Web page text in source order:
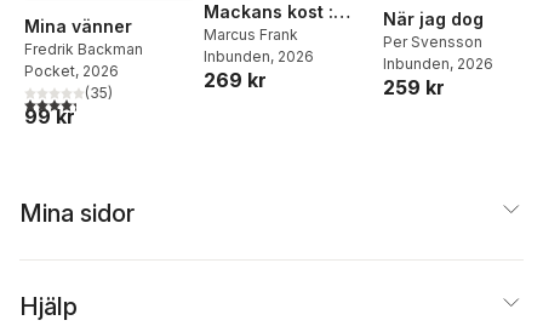
Mina vänner
Fredrik Backman
Pocket, 2026
4,3utav 5 stjärnor. Totalt antal röster:
(35)
99 kr
Mackans kost :
Middagar och
matlådor
Marcus Frank
Inbunden, 2026
269 kr
När jag dog
Per Svensson
Inbunden, 2026
259 kr
Mina sidor
Hjälp